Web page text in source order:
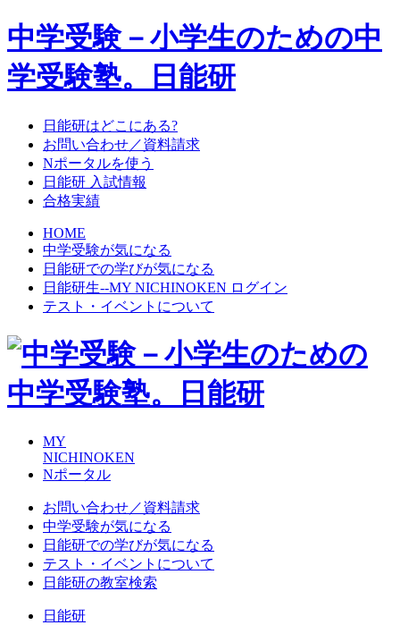
中学受験－小学生のための中
学受験塾。日能研
日能研はどこにある?
お問い合わせ／資料請求
Nポータルを使う
日能研 入試情報
合格実績
HOME
中学受験が気になる
日能研での学びが気になる
日能研生--MY NICHINOKEN ログイン
テスト・イベントについて
MY
NICHINOKEN
Nポータル
お問い合わせ／資料請求
中学受験が気になる
日能研での学びが気になる
テスト・イベントについて
日能研の教室検索
日能研